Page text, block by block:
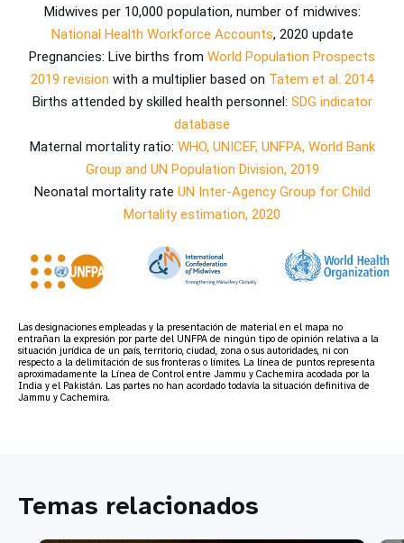
Midwives per 10,000 population, number of midwives:
National Health Workforce Accounts, 2020 update
Pregnancies: Live births from World Population Prospects
2019 revision with a multiplier based on Tatem et al. 2014
Births attended by skilled health personnel: SDG indicator
database
Maternal mortality ratio: WHO, UNICEF, UNFPA, World Bank
Group and UN Population Division, 2019
Neonatal mortality rate UN Inter-Agency Group for Child
Mortality estimation, 2020
Las designaciones empleadas y la presentación de material en el mapa no
entrañan la expresión por parte del UNFPA de ningún tipo de opinión relativa a la
situación jurídica de un país, territorio, ciudad, zona o sus autoridades, ni con
respecto a la delimitación de sus fronteras o límites. La línea de puntos representa
aproximadamente la Línea de Control entre Jammu y Cachemira acodada por la
India y el Pakistán. Las partes no han acordado todavía la situación definitiva de
Jammu y Cachemira.
Temas relacionados